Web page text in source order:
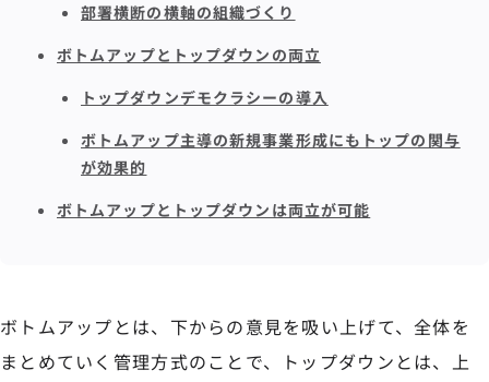
部署横断の横軸の組織づくり
ボトムアップとトップダウンの両立
トップダウンデモクラシーの導入
ボトムアップ主導の新規事業形成にもトップの関与
が効果的
ボトムアップとトップダウンは両立が可能
ボトムアップとは、下からの意見を吸い上げて、全体を
まとめていく管理方式のことで、トップダウンとは、上